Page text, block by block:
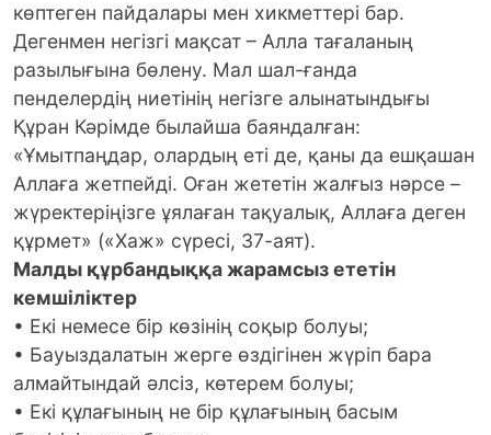
көптеген пайдалары мен хикметтері бар.
Дегенмен негізгі мақсат – Алла тағаланың
разылығына бөлену. Мал шал-ғанда
пенделердің ниетінің негізге алынатындығы
Құран Кәрімде былайша баяндалған:
«Ұмытпаңдар, олардың еті де, қаны да ешқашан
Аллаға жетпейді. Оған жететін жалғыз нәрсе –
жүректеріңізге ұялаған тақуалық, Аллаға деген
құрмет» («Хаж» сүресі, 37-аят).
Малды құрбандыққа жарамсыз ететін
кемшіліктер
• Екі немесе бір көзінің соқыр болуы;
• Бауыздалатын жерге өздігінен жүріп бара
алмайтындай әлсіз, көтерем болуы;
• Екі құлағының не бір құлағының басым